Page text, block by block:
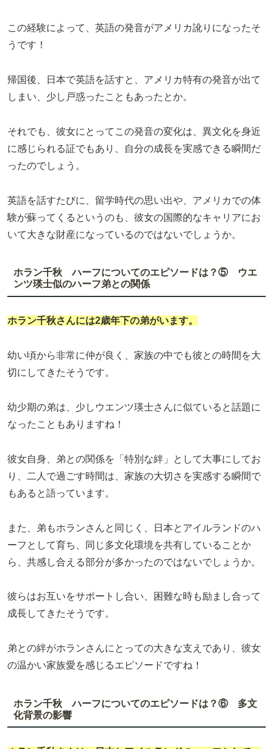
この経験によって、英語の発音がアメリカ訛りになったそ
うです！
帰国後、日本で英語を話すと、アメリカ特有の発音が出て
しまい、少し戸惑ったこともあったとか。
それでも、彼女にとってこの発音の変化は、異文化を身近
に感じられる証でもあり、自分の成長を実感できる瞬間だ
ったのでしょう。
英語を話すたびに、留学時代の思い出や、アメリカでの体
験が蘇ってくるというのも、彼女の国際的なキャリアにお
いて大きな財産になっているのではないでしょうか。
ホラン千秋 ハーフについてのエピソードは？⑤ ウエ
ンツ瑛士似のハーフ弟との関係
ホラン千秋さんには2歳年下の弟がいます。
幼い頃から非常に仲が良く、家族の中でも彼との時間を大
切にしてきたそうです。
幼少期の弟は、少しウエンツ瑛士さんに似ていると話題に
なったこともありますね！
彼女自身、弟との関係を「特別な絆」として大事にしてお
り、二人で過ごす時間は、家族の大切さを実感する瞬間で
もあると語っています。
また、弟もホランさんと同じく、日本とアイルランドのハ
ーフとして育ち、同じ多文化環境を共有していることか
ら、共感し合える部分が多かったのではないでしょうか。
彼らはお互いをサポートし合い、困難な時も励まし合って
成長してきたそうです。
弟との絆がホランさんにとっての大きな支えであり、彼女
の温かい家族愛を感じるエピソードですね！
ホラン千秋 ハーフについてのエピソードは？⑥ 多文
化背景の影響